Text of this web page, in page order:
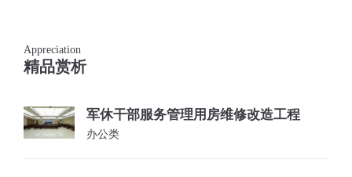
Appreciation
精品赏析
军休干部服务管理用房维修改造工程
办公类